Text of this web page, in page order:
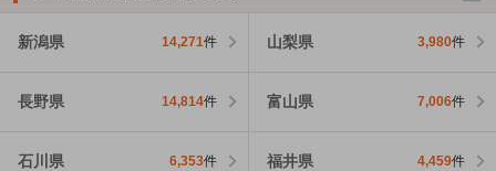
新潟県 14,271件 山梨県 3,980件
長野県 14,814件 富山県 7,006件
石川県 6,353件 福井県 4,459件